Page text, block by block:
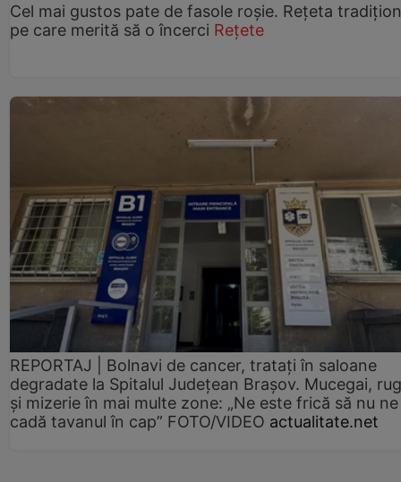
Cel mai gustos pate de fasole roșie. Rețeta
pe care merită să o încerci Rețete
REPORTAJ | Bolnavi de cancer, tratați în saloane
degradate la Spitalul Județean Brașov. Mucegai,
și mizerie în mai multe zone: „Ne este frică să nu ne
cadă tavanul în cap” FOTO/VIDEO actualitate.net